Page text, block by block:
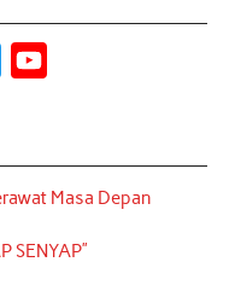
t
t
e
T
u
b
Masa Depan
SENYAP”